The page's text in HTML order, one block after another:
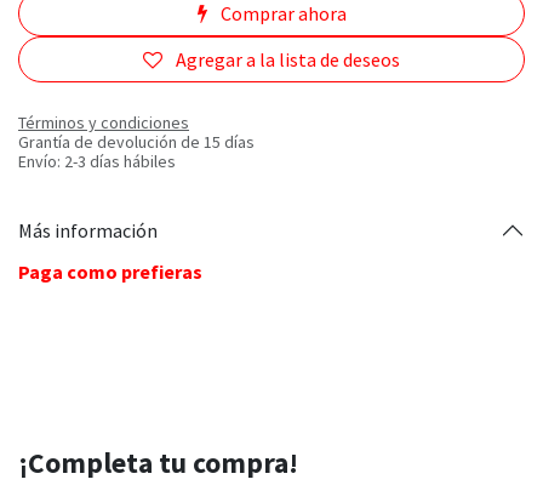
Comprar ahora
Agregar a la lista de deseos
Términos y condiciones
Grantía de devolución de 15 días
Envío: 2-3 días hábiles
Más información
Paga como prefieras
¡Completa tu compra!